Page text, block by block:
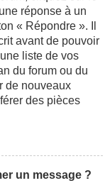
réponse à un
« Répondre ». Il
avant de pouvoir
liste de vos
du forum ou du
de nouveaux
des pièces
un message ?